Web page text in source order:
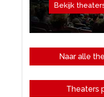
Bekijk
Naar alle
Theaters